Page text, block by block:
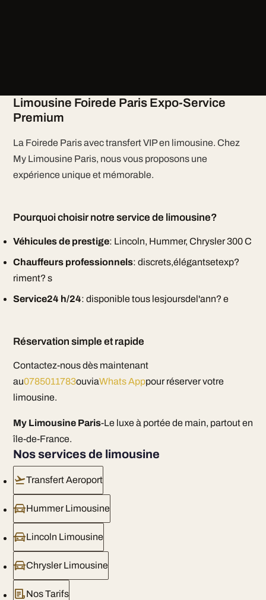
Limousine Foirede Paris Expo-Service
Premium
La Foirede Paris avec transfert VIP en limousine. Chez
My Limousine Paris, nous vous proposons une
expérience unique et mémorable.
Pourquoi choisir notre service de limousine?
Véhicules de prestige: Lincoln, Hummer, Chrysler 300 C
Chauffeurs professionnels: discrets,élégantsetexp?
riment? s
Service24 h/24: disponible tous lesjoursdel'ann? e
Réservation simple et rapide
Contactez-nous dès maintenant
au0785011783ouviaWhats Apppour réserver votre
limousine.
My Limousine Paris-Le luxe à portée de main, partout en
île-de-France.
Nos services de limousine
Transfert Aeroport
Hummer Limousine
Lincoln Limousine
Chrysler Limousine
Nos Tarifs